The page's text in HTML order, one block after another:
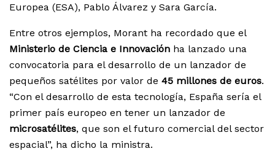
Europea (ESA), Pablo Álvarez y Sara García.
Entre otros ejemplos, Morant ha recordado que el
Ministerio de Ciencia e Innovación ha lanzado una
convocatoria para el desarrollo de un lanzador de
pequeños satélites por valor de 45 millones de euros.
“Con el desarrollo de esta tecnología, España sería el
primer país europeo en tener un lanzador de
microsatélites, que son el futuro comercial del sector
espacial”, ha dicho la ministra.